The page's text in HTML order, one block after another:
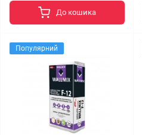
До кошика
Популярний